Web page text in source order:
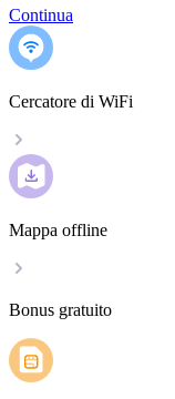
Continua
Cercatore di WiFi
Mappa offline
Bonus gratuito